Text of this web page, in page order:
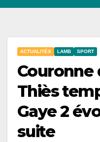
ACTUALITÉS LAMB SPORT
Couronne
Thiès
Gaye 2
suite